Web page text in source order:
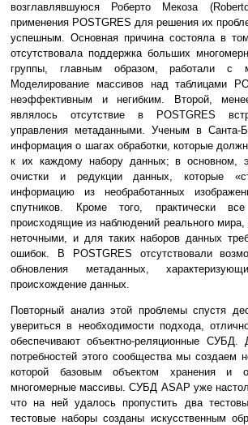
возглавлявшуюся Роберто Мекоза
применения POSTGRES для решения их
успешным. Основная причина состояла в
отсутствовала поддержка больших
группы, главным образом, работали с
Моделирование массивов над таблицами
неэффективным и негибким. Второй,
являлось отсутствие в POSTGRES
управления метаданными. Ученым в Санта-
информация о шагах обработки, которые
к их каждому набору данных; в основном,
очистки и редукции данных, которые
информацию из необработанных
спутников. Кроме того, практически
происходящие из наблюдений реального
неточными, и для таких наборов данных
ошибок. В POSTGRES отсутствовали
обновления метаданных,
происхождение данных.
Повторный анализ этой проблемы спустя
увериться в необходимости подхода,
обеспечивают объектно-реляционные СУБД.
потребностей этого сообщества мы
которой базовым объектом хранения и
многомерные массивы. СУБД ASAP уже
что на ней удалось пропустить два
тестовые наборы созданы искусственным